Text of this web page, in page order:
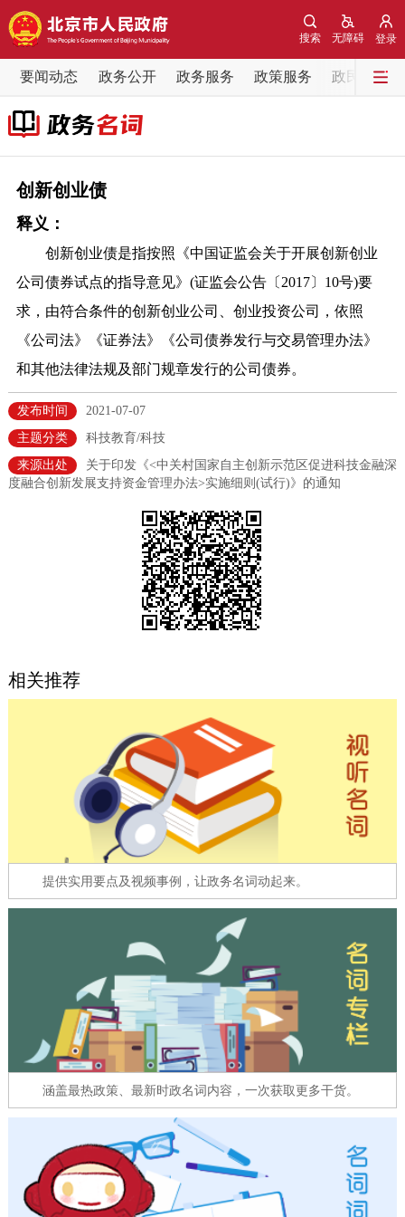
登录
无障碍
搜索
要闻动态 政务公开 政务服务 政策服务 政民互动
要闻动态
党中央精神
各区热点
政务公开
市领导 机构职能 政策服务
政策兑现 政策解读
决策公开
政务服务
法人服务
利企服务
阳光政务
政民互动
我要咨询
参与调查 在线访谈 图说互动
走进北京
北京概况 十六区概览 人文北京
ENGLISH 한국어 日本語
DEUTSCH FRANÇAIS РУССКИЙ ЯЗЫК
ESPAÑOL العربية PORTUGUÊS
ITALIANO
创新创业债
释义：
创新创业债是指按照《中国证监会关于开展创新创业
公司债券试点的指导意见》(证监会公告〔2017〕10号)要
求，由符合条件的创新创业公司、创业投资公司，依照
《公司法》《证券法》《公司债券发行与交易管理办法》
和其他法律法规及部门规章发行的公司债券。
发布时间
2021-07-07
主题分类
科技教育/科技
来源出处
关于印发《<中关村国家自主创新示范区促进科技金融深
度融合创新发展支持资金管理办法>实施细则(试行)》的通知
相关推荐
提供实用要点及视频事例，让政务名词动起来。
涵盖最热政策、最新时政名词内容，一次获取更多干货。